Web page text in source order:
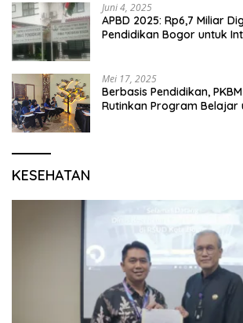
Juni 4, 2025
APBD 2025: Rp6,7 Miliar
Pendidikan Bogor untuk
Mei 17, 2025
Berbasis Pendidikan,
Rutinkan Program Belajar
KESEHATAN